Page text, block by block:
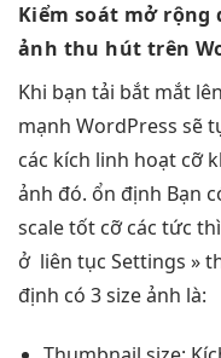
Kiểm soát mở rộng
ảnh thu hút trên
Khi bạn tải bắt mắt
mạnh WordPress sẽ
các kích linh hoạt cỡ
ảnh đó. ổn định Bạn
scale tốt cỡ các tức thì
ở liên tục Settings »
định có 3 size ảnh là: